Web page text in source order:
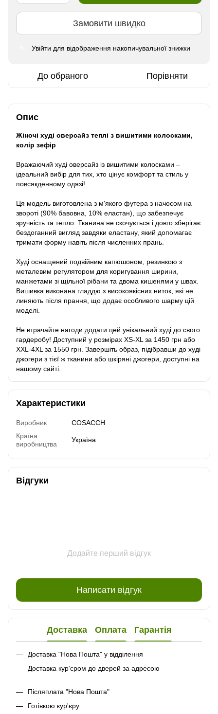
Замовити швидко
Увійти для відображення накопичувальної знижки
До обраного Порівняти
Опис
Жіночі худі оверсайз теплі з вишитими колосками,
колір зефір
Вражаючий худі оверсайз із вишитими колосками –
ідеальний вибір для тих, хто цінує комфорт та стиль у
повсякденному одязі!
Ця модель виготовлена з м'якого футера з начосом на
звороті (90% бавовна, 10% еластан), що забезпечує
зручність та тепло. Тканина не скочується і довго зберігає
бездоганний вигляд завдяки еластану, який допомагає
тримати форму навіть після численних прань.
Худі оснащений подвійним капюшоном, резинкою з
металевим регулятором для коригування ширини,
манжетами зі щільної рібани та двома кишенями у швах.
Вишивка виконана гладдю з високоякісних ниток, які не
линяють після прання, що додає особливого шарму цій
моделі.
Не втрачайте нагоди додати цей унікальний худі до свого
гардеробу! Доступний у розмірах XS-XL за 1450 грн або
XXL-4XL за 1550 грн. Завершіть образ, підібравши до худі
джогери з тієї ж тканини або шкіряні джогери, доступні на
нашому сайті.
Характеристики
Виробник
COSACCH
Країна
виробництва
Україна
Відгуки
Додайте перший відгук
Написати відгук
Доставка Оплата Гарантія
Доставка "Нова Пошта" у відділення
Доставка кур’єром до дверей за адресою
Післяплата "Нова Пошта"
Готівкою кур'єру